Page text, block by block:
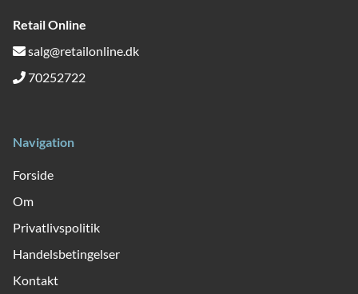
Retail Online
salg@retailonline.dk
70252722
Navigation
Forside
Om
Privatlivspolitik
Handelsbetingelser
Kontakt